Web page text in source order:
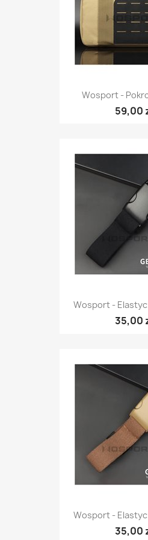
Wosport -
59,00
Wosport -
35,00
Wosport -
35,00